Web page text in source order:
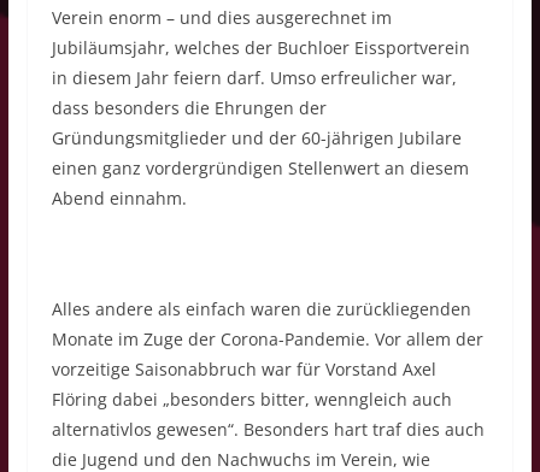
Verein enorm – und dies ausgerechnet im
Jubiläumsjahr, welches der Buchloer Eissportverein
in diesem Jahr feiern darf. Umso erfreulicher war,
dass besonders die Ehrungen der
Gründungsmitglieder und der 60-jährigen Jubilare
einen ganz vordergründigen Stellenwert an diesem
Abend einnahm.
Alles andere als einfach waren die zurückliegenden
Monate im Zuge der Corona-Pandemie. Vor allem der
vorzeitige Saisonabbruch war für Vorstand Axel
Flöring dabei „besonders bitter, wenngleich auch
alternativlos gewesen“. Besonders hart traf dies auch
die Jugend und den Nachwuchs im Verein, wie